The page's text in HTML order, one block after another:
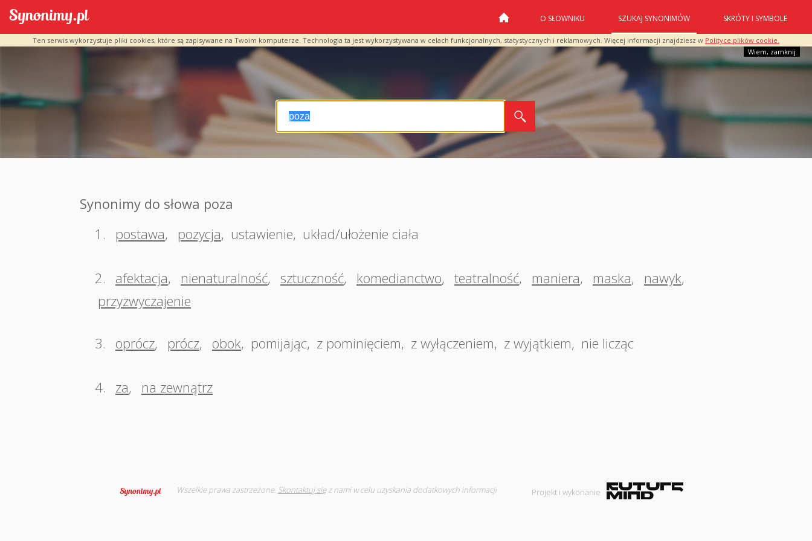
Ten serwis wykorzystuje pliki cookies, które są zapisywane na Twoim komputerze. Technologia ta jest wykorzystywana w celach funkcjonalnych, statystycznych i reklamowych. Więcej informacji znajdziesz w Polityce plików cookie.
Wiem, zamknij
O SŁOWNIKU SZUKAJ SYNONIMÓW SKRÓTY I SYMBOLE
Synonimy do słowa poza
1.
postawa, pozycja, ustawienie, układ/ułożenie ciała
2. afektacja, nienaturalność, sztuczność, komedianctwo, teatralność, maniera, maska, nawyk,
przyzwyczajenie
3. oprócz, prócz, obok, pomijając, z pominięciem, z wyłączeniem, z wyjątkiem, nie licząc
4. za, na zewnątrz
Wszelkie prawa zastrzeżone. Skontaktuj sięz nami w celu uzyskania dodatkowych informacji Projekt i wykonanie